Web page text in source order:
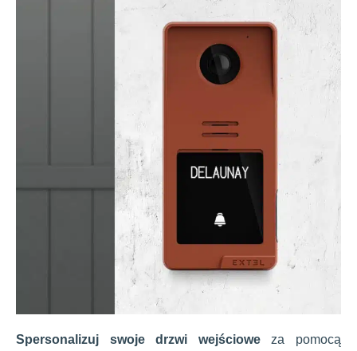
Spersonalizuj swoje drzwi wejścioweza pomocą